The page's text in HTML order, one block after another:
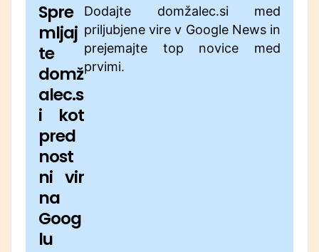
Spre
mljaj
te
domž
alec.s
i kot
pred
nost
ni vir
na
Goog
lu
Dodajte domžalec.si med
priljubjene vire v Google News in
prejemajte top novice med
prvimi.